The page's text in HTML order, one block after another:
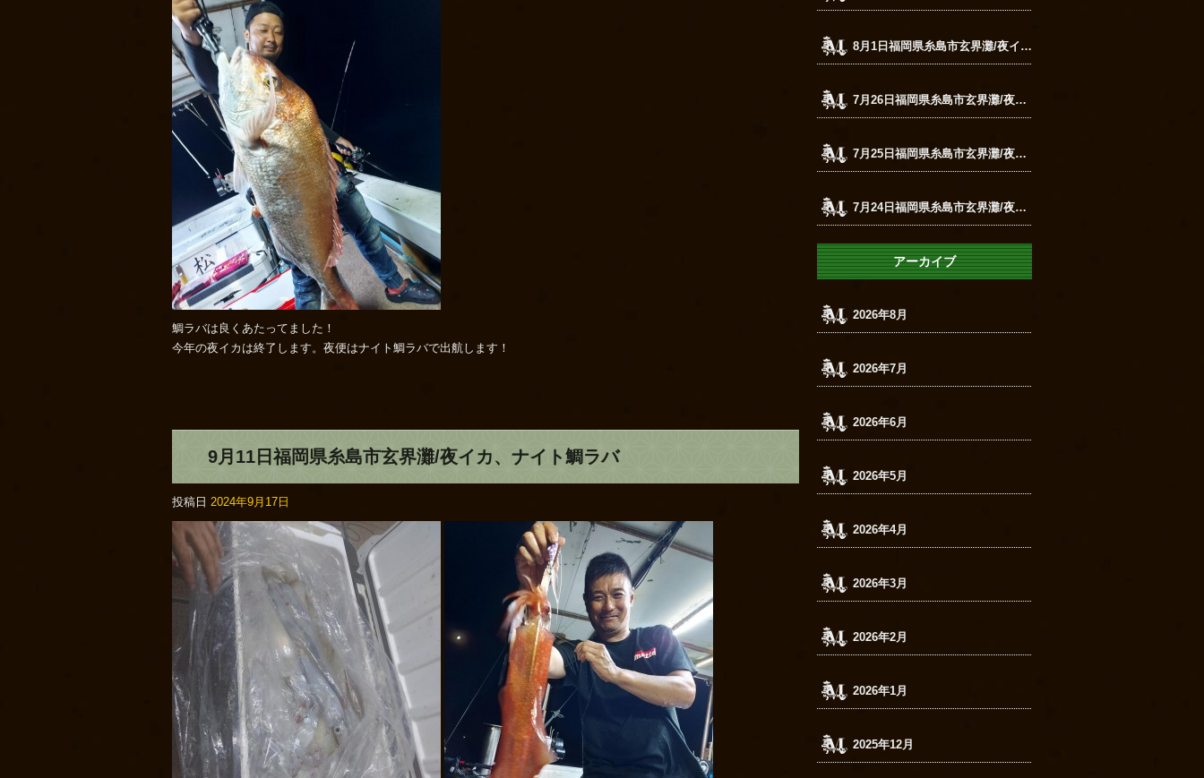
鯛ラバは良くあたってました！
今年の夜イカは終了します。夜便はナイト鯛ラバで出航します！
9月11日福岡県糸島市玄界灘/夜イカ、ナイト鯛ラバ
投稿日 2024年9月17日
8月1日福岡県糸島市玄界灘/夜イカメタル
7月26日福岡県糸島市玄界灘/夜イカメタル
7月25日福岡県糸島市玄界灘/夜イカメタル
7月24日福岡県糸島市玄界灘/夜イカメタル
アーカイブ
2026年8月
2026年7月
2026年6月
2026年5月
2026年4月
2026年3月
2026年2月
2026年1月
2025年12月